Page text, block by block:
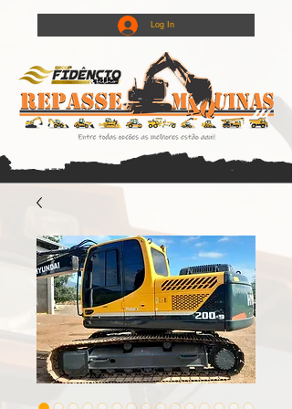
Log In